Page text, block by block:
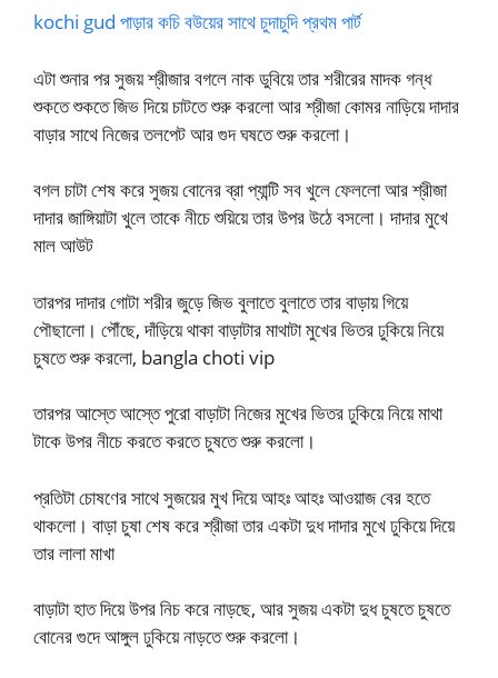
kochi gud পাড়ার কচি বউয়ের সাথে চুদাচুদি প্রথম পার্ট
এটা শুনার পর সুজয় শ্রীজার বগলে নাক ডুবিয়ে তার শরীরের মাদক গন্ধ
শুকতে শুকতে জিভ দিয়ে চাটতে শুরু করলো আর শ্রীজা কোমর নাড়িয়ে দাদার
বাড়ার সাথে নিজের তলপেট আর গুদ ঘষতে শুরু করলো।
বগল চাটা শেষ করে সুজয় বোনের ব্রা প্যান্টি সব খুলে ফেললো আর শ্রীজা
দাদার জাঙ্গিয়াটা খুলে তাকে নীচে শুয়িয়ে তার উপর উঠে বসলো। দাদার মুখে
মাল আউট
তারপর দাদার গোটা শরীর জুড়ে জিভ বুলাতে বুলাতে তার বাড়ায় গিয়ে
পৌছালো। পৌঁছে, দাঁড়িয়ে থাকা বাড়াটার মাথাটা মুখের ভিতর ঢুকিয়ে নিয়ে
চুষতে শুরু করলো, bangla choti vip
তারপর আস্তে আস্তে পুরো বাড়াটা নিজের মুখের ভিতর ঢুকিয়ে নিয়ে মাথা
টাকে উপর নীচে করতে করতে চুষতে শুরু করলো।
প্রতিটা চোষণের সাথে সুজয়ের মুখ দিয়ে আহঃ আহঃ আওয়াজ বের হতে
থাকলো। বাড়া চুষা শেষ করে শ্রীজা তার একটা দুধ দাদার মুখে ঢুকিয়ে দিয়ে
তার লালা মাখা
বাড়াটা হাত দিয়ে উপর নিচ করে নাড়ছে, আর সুজয় একটা দুধ চুষতে চুষতে
বোনের গুদে আঙ্গুল ঢুকিয়ে নাড়তে শুরু করলো।